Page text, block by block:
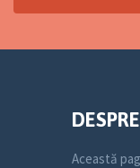
Această